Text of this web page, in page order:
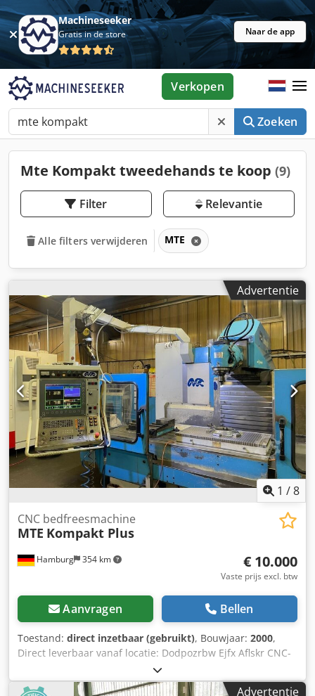
Machineseeker
Gratis in de store Naar de app
Zoeken
Verkopen
Mte Kompakt tweedehands te koop (9)
Filter Relevantie
Alle filters verwijderen MTE
Advertentie
1 /8
Hamburg 354 km
CNC bedfreesmachine
MTE Kompakt Plus
€ 10.000
Vaste prijs excl. btw
Aanvragen Bellen
Toestand: direct inzetbaar (gebruikt), Bouwjaar: 2000,
Direct leverbaar vanaf locatie: Dodpozrbw Ejfx Aflskr CNC-
bedfreesmachine MTE Type Kompakt Plus Bouwjaar 2000
Heidenhain TNC 410 Tafel 2200 x 750 mm Verplaatsingen
Advertentie